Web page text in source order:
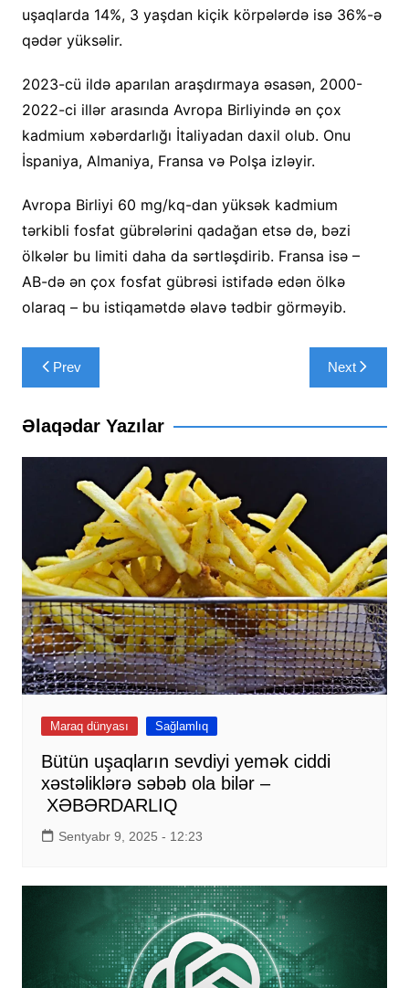
uşaqlarda 14%, 3 yaşdan kiçik körpələrdə isə 36%-ə
qədər yüksəlir.
2023-cü ildə aparılan araşdırmaya əsasən, 2000-
2022-ci illər arasında Avropa Birliyində ən çox
kadmium xəbərdarlığı İtaliyadan daxil olub. Onu
İspaniya, Almaniya, Fransa və Polşa izləyir.
Avropa Birliyi 60 mg/kq-dan yüksək kadmium
tərkibli fosfat gübrələrini qadağan etsə də, bəzi
ölkələr bu limiti daha da sərtləşdirib. Fransa isə –
AB-də ən çox fosfat gübrəsi istifadə edən ölkə
olaraq – bu istiqamətdə əlavə tədbir görməyib.
Yazı
naviqasiyası
Prev Next
Əlaqədar Yazılar
Maraq dünyası Sağlamlıq
Bütün uşaqların sevdiyi yemək ciddi
xəstəliklərə səbəb ola bilər –
XƏBƏRDARLIQ
Sentyabr 9, 2025 - 12:23